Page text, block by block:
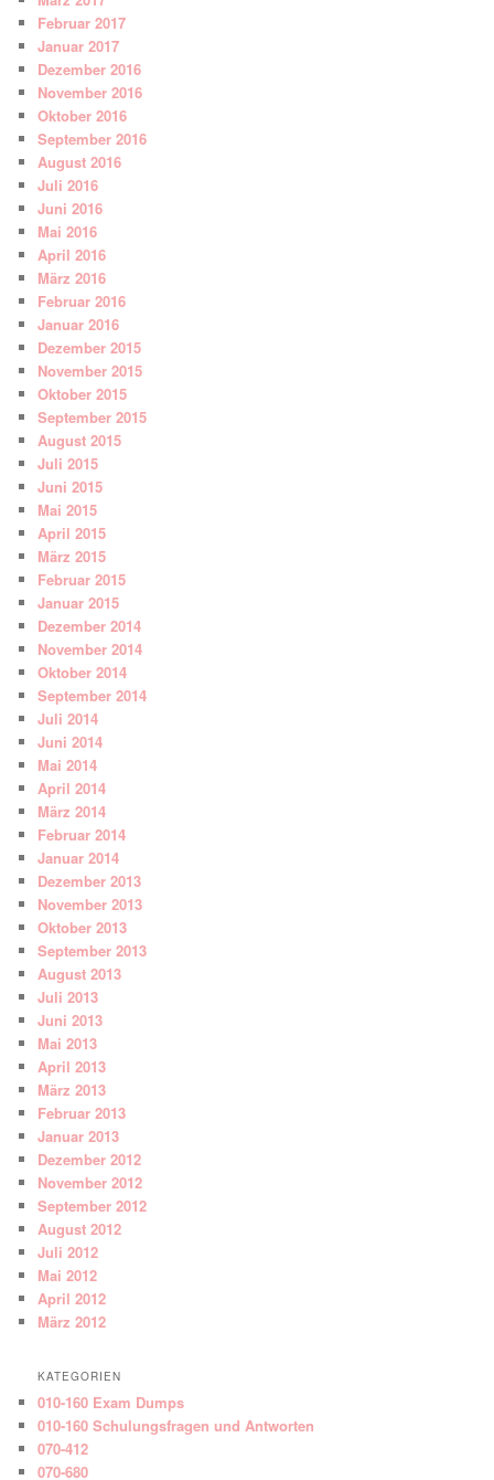
Februar 2017
Januar 2017
Dezember 2016
November 2016
Oktober 2016
September 2016
August 2016
Juli 2016
Juni 2016
Mai 2016
April 2016
März 2016
Februar 2016
Januar 2016
Dezember 2015
November 2015
Oktober 2015
September 2015
August 2015
Juli 2015
Juni 2015
Mai 2015
April 2015
März 2015
Februar 2015
Januar 2015
Dezember 2014
November 2014
Oktober 2014
September 2014
Juli 2014
Juni 2014
Mai 2014
April 2014
März 2014
Februar 2014
Januar 2014
Dezember 2013
November 2013
Oktober 2013
September 2013
August 2013
Juli 2013
Juni 2013
Mai 2013
April 2013
März 2013
Februar 2013
Januar 2013
Dezember 2012
November 2012
September 2012
August 2012
Juli 2012
Mai 2012
April 2012
März 2012
KATEGORIEN
010-160 Exam Dumps
010-160 Schulungsfragen und Antworten
070-412
070-680